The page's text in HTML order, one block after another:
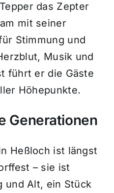
das Zepter
mit seiner
Stimmung und
Musik und
führt er die Gäste
Höhepunkte.
Generationen
Heßloch ist längst
– sie ist
und Alt, ein Stück